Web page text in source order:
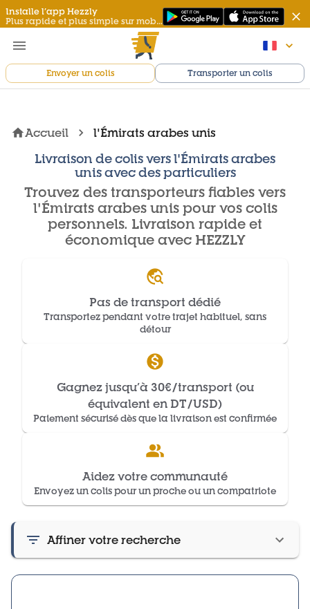
Installe l’app Hezzly
Plus rapide et plus simple sur mobile
Envoyer un colis Transporter un colis
Accueil l'Émirats arabes unis
Livraison de colis vers l'Émirats arabes
unis avec des particuliers
Trouvez des transporteurs fiables vers
l'Émirats arabes unis pour vos colis
personnels. Livraison rapide et
économique avec HEZZLY
Pas de transport dédié
Transportez pendant votre trajet habituel, sans
détour
Gagnez jusqu’à 30€/transport (ou
équivalent en DT/USD)
Paiement sécurisé dès que la livraison est confirmée
Aidez votre communauté
Envoyez un colis pour un proche ou un compatriote
Affiner votre recherche